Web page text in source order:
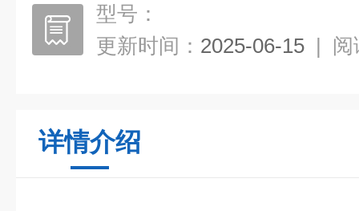
型号：
更新时间： 2025-06-15 | 阅
详情介绍